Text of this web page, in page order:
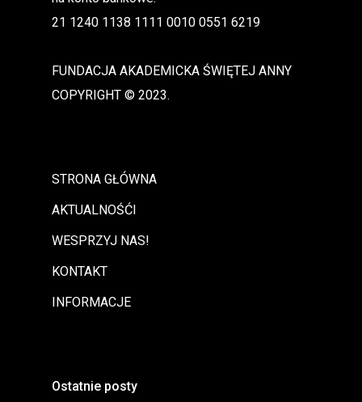
21 1240 1138 1111 0010 0551 6219
FUNDACJA AKADEMICKA ŚWIĘTEJ ANNY
COPYRIGHT © 2023.
STRONA GŁÓWNA
AKTUALNOŚĆI
WESPRZYJ NAS!
KONTAKT
INFORMACJE
Ostatnie posty